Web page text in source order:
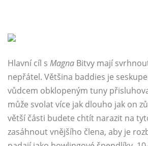
Hlavní cíl s Magna Bitvy mají
nepřátel. Většina baddies je
vůdcem obklopeným tuny
může svolat více jak dlouho jak on
větší části budete chtít narazit na
zasáhnout vnějšího člena, aby je